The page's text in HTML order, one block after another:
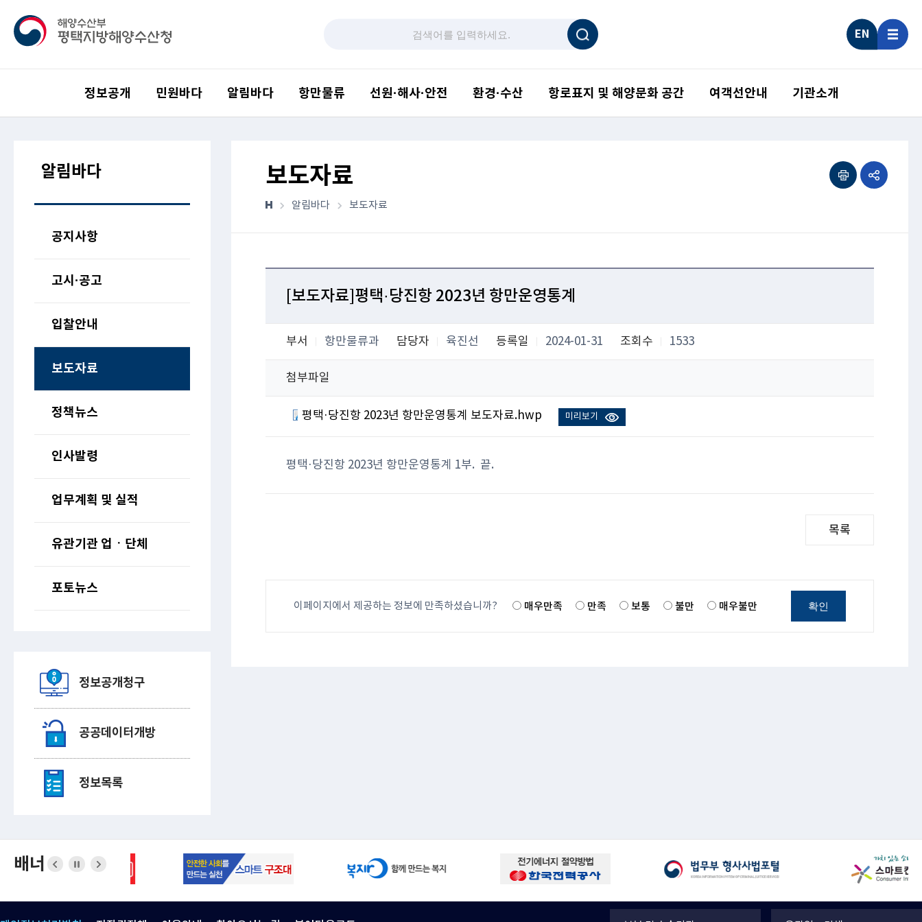
EN
정보공개 민원바다 알림바다 항만물류 선원·해사·안전 환경·수산 항로표지 및 해양문화 공간 여객선안내 기관소개
알림바다
공지사항
고시·공고
입찰안내
보도자료
정책뉴스
인사발령
업무계획 및 실적
유관기관 업ㆍ단체
포토뉴스
정보공개청구
공공데이터개방
정보목록
보도자료
알림바다 보도자료
인쇄하기공유하기
[보도자료]평택·당진항 2023년 항만운영통계
부서 항만물류과 담당자 육진선 등록일 2024-01-31 조회수 1533
첨부파일
평택·당진항 2023년 항만운영통계 보도자료.hwp 미리보기
평택·당진항 2023년 항만운영통계 1부. 끝.
목록
이페이지에서 제공하는 정보에 만족하셨습니까? 매우만족 만족 보통 불만 매우불만 확인
배너
이전
정지
다음